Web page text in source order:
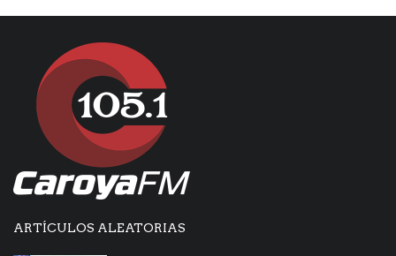
ARTÍCULOS ALEATORIAS